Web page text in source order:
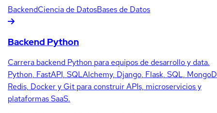
BackendCiencia de DatosBases de Datos
Backend Python
Carrera backend Python para equipos de desarrollo y data.
Python, FastAPI, SQLAlchemy, Django, Flask, SQL,
Redis, Docker y Git para construir APIs, microservicios y
plataformas SaaS.